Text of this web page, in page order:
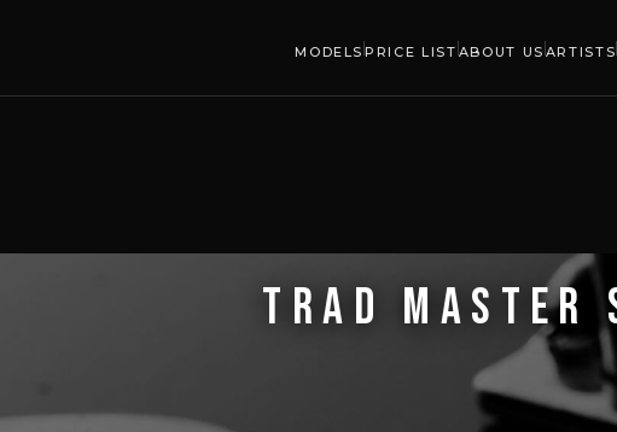
MODELS PRICE LIST ABOUT US ARTISTS
TRAD MASTER